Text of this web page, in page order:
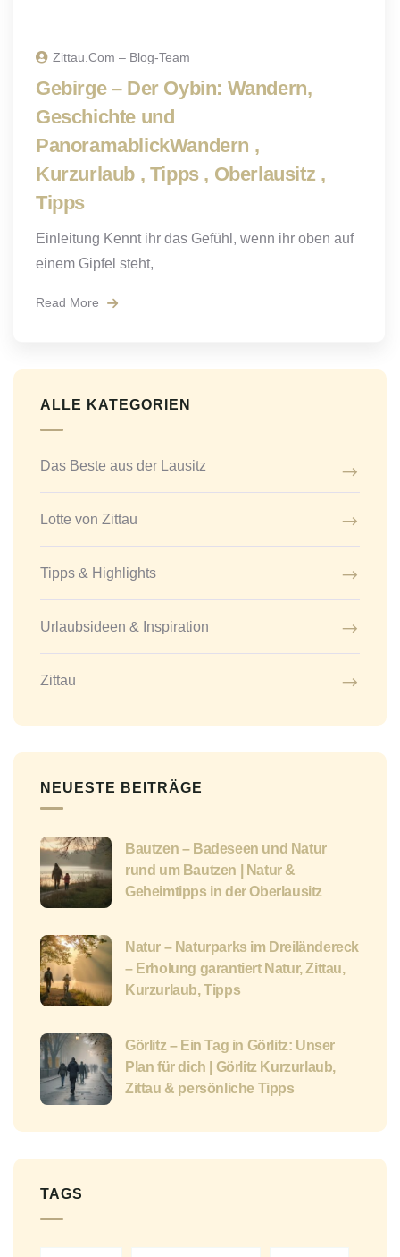
Zittau.com – Blog-Team
Gebirge – Der Oybin: Wandern,
Geschichte und
PanoramablickWandern ,
Kurzurlaub , Tipps , Oberlausitz ,
Tipps
Einleitung Kennt ihr das Gefühl, wenn ihr oben auf
einem Gipfel steht,
Read More
ALLE KATEGORIEN
Das Beste aus der Lausitz
Lotte von Zittau
Tipps & Highlights
Urlaubsideen & Inspiration
Zittau
NEUESTE BEITRÄGE
Bautzen – Badeseen und Natur
rund um Bautzen | Natur &
Geheimtipps in der Oberlausitz
Natur – Naturparks im Dreiländereck
– Erholung garantiert Natur, Zittau,
Kurzurlaub, Tipps
Görlitz – Ein Tag in Görlitz: Unser
Plan für dich | Görlitz Kurzurlaub,
Zittau & persönliche Tipps
TAGS